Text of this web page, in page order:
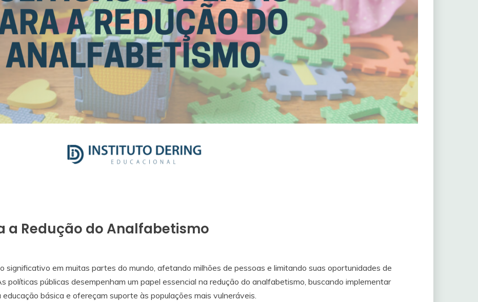
a Redução do Analfabetismo
significativo em muitas partes do mundo, afetando milhões de pessoas e limitando suas oportunidades de
políticas públicas desempenham um papel essencial na redução do analfabetismo, buscando implementar
básica e ofereçam suporte às populações mais vulneráveis.